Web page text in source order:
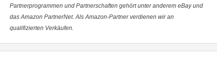
Partnerprogrammen und Partnerschaften gehört unter anderem eBay und
das Amazon PartnerNet. Als Amazon-Partner verdienen wir an
qualifizierten Verkäufen.